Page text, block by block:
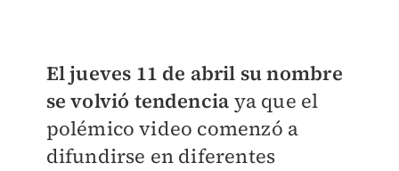
El jueves 11 de abril su nombre
se volvió tendencia ya que el
polémico video comenzó a
difundirse en diferentes